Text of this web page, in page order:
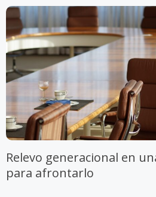
Relevo generacional en
para afrontarlo